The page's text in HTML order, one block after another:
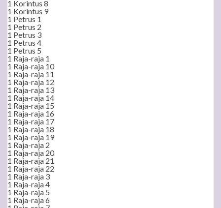
1 Korintus 8
1 Korintus 9
1 Petrus 1
1 Petrus 2
1 Petrus 3
1 Petrus 4
1 Petrus 5
1 Raja-raja 1
1 Raja-raja 10
1 Raja-raja 11
1 Raja-raja 12
1 Raja-raja 13
1 Raja-raja 14
1 Raja-raja 15
1 Raja-raja 16
1 Raja-raja 17
1 Raja-raja 18
1 Raja-raja 19
1 Raja-raja 2
1 Raja-raja 20
1 Raja-raja 21
1 Raja-raja 22
1 Raja-raja 3
1 Raja-raja 4
1 Raja-raja 5
1 Raja-raja 6